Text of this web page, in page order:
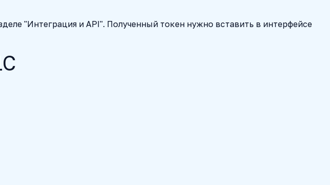
"Интеграция и API". Полученный токен нужно вставить в интерфейсе